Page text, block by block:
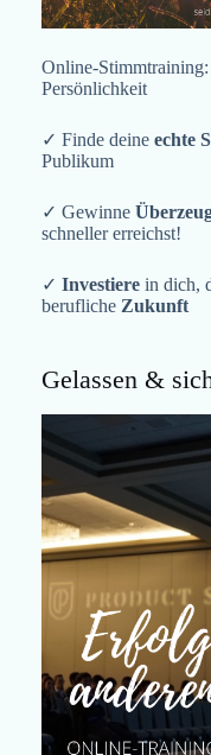
Online-
Persönlichkeit
✓ Finde deine echte
Publikum
✓ Gewinne
schneller erreichst!
✓ Investiere in dich,
berufliche Zukunft
Gelassen &